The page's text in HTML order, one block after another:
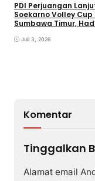
PDI Perjuangan
Soekarno Volley Cup
Sumbawa Timur,
Rakyat
Juli 3, 2026
Komentar
Tinggalkan
Alamat email